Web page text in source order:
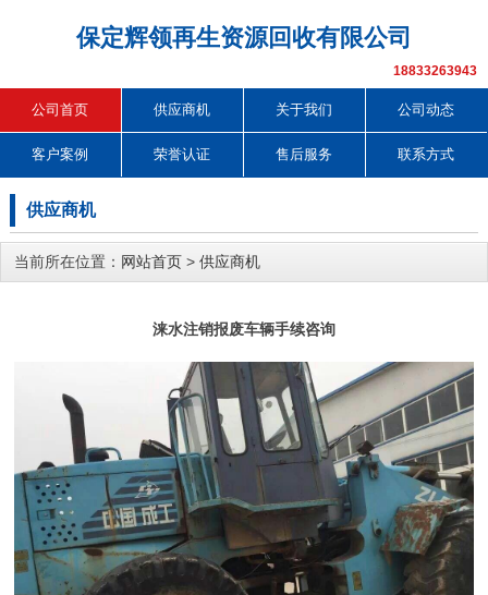
保定辉领再生资源回收有限公司
18833263943
公司首页 供应商机 关于我们 公司动态
客户案例 荣誉认证 售后服务 联系方式
供应商机
当前所在位置： 网站首页 > 供应商机
涞水注销报废车辆手续咨询